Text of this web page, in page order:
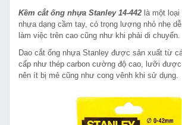
Kềm cắt ống nhựa Stanley 14-442 là một
nhựa dạng cầm tay, có trọng lượng nhỏ nhẹ
làm việc trên cao cũng như khi phải di chuyển.
Dao cắt ống nhựa Stanley được sản xuất từ
cấp như thép carbon cường độ cao, lưỡi
nên ít bị mẻ cũng như cong vênh khi sử dụng.